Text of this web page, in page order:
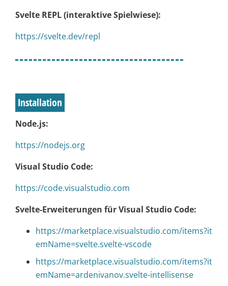
Svelte REPL (interaktive Spielwiese):
https://svelte.dev/repl
Installation
Node.js:
https://nodejs.org
Visual Studio Code:
https://code.visualstudio.com
Svelte-Erweiterungen für Visual Studio Code:
https://marketplace.visualstudio.com/items?it
emName=svelte.svelte-vscode
https://marketplace.visualstudio.com/items?it
emName=ardenivanov.svelte-intellisense